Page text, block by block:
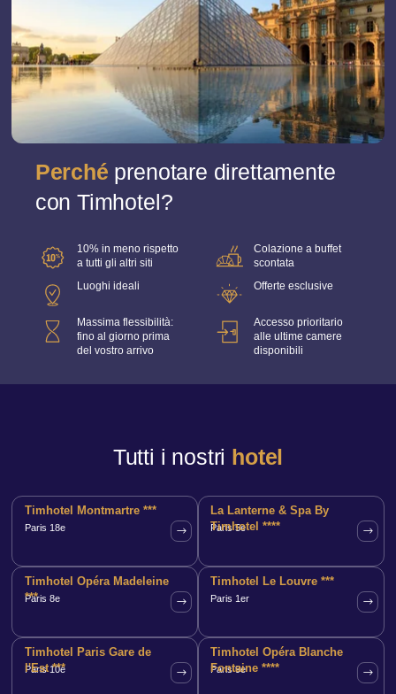
Perché prenotare direttamente
con Timhotel?
10% in meno rispetto
a tutti gli altri siti
Colazione a buffet
scontata
Luoghi ideali
Offerte esclusive
Massima flessibilità:
fino al giorno prima
del vostro arrivo
Accesso prioritario
alle ultime camere
disponibili
Tutti i nostri hotel
Timhotel Montmartre ***
Paris 18e
La Lanterne & Spa By
Timhotel ****
Paris 5e
Timhotel Opéra Madeleine
***
Paris 8e
Timhotel Le Louvre ***
Paris 1er
Timhotel Paris Gare de
l'Est ***
Paris 10e
Timhotel Opéra Blanche
Fontaine ****
Paris 9e
Contattateci
Prenotazioni di gruppo
Libro
Gestire le prenotazioni